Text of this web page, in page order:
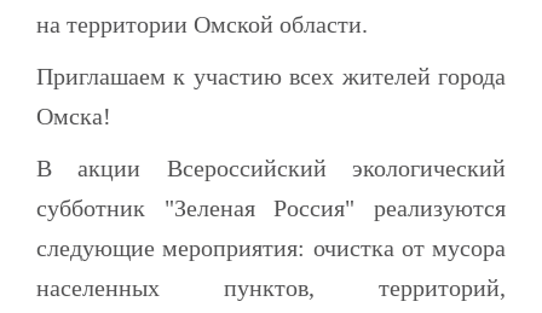
на территории Омской области.
Приглашаем к участию всех жителей города
Омска!
В акции Всероссийский экологический
субботник "Зеленая Россия" реализуются
следующие мероприятия: очистка от мусора
населенных пунктов, территорий,